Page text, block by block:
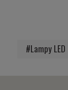
#Lampy LED